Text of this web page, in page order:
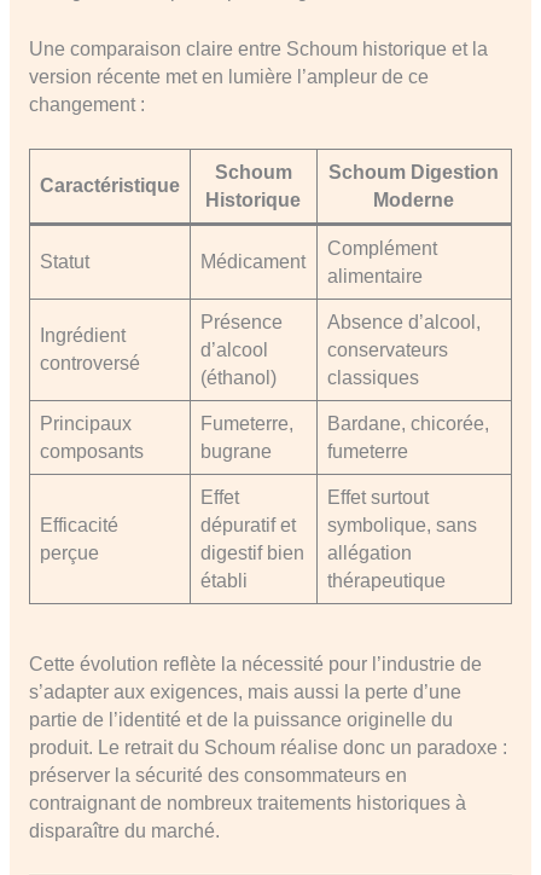
Une comparaison claire entre Schoum historique et la
version récente met en lumière l’ampleur de ce
changement :
Caractéristique
Schoum
Historique
Schoum Digestion
Moderne
Statut Médicament
Complément
alimentaire
Ingrédient
controversé
Présence
d’alcool
(éthanol)
Absence d’alcool,
conservateurs
classiques
Principaux
composants
Fumeterre,
bugrane
Bardane, chicorée,
fumeterre
Efficacité
perçue
Effet
dépuratif et
digestif bien
établi
Effet surtout
symbolique, sans
allégation
thérapeutique
Cette évolution reflète la nécessité pour l’industrie de
s’adapter aux exigences, mais aussi la perte d’une
partie de l’identité et de la puissance originelle du
produit. Le retrait du Schoum réalise donc un paradoxe :
préserver la sécurité des consommateurs en
contraignant de nombreux traitements historiques à
disparaître du marché.